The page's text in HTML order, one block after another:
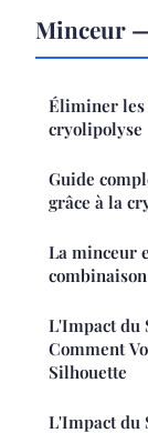
Minceur
Éliminer les
cryolipolyse
Guide
grâce à la
La minceur
L'Impact du
Comment
Silhouette
L'Impact du